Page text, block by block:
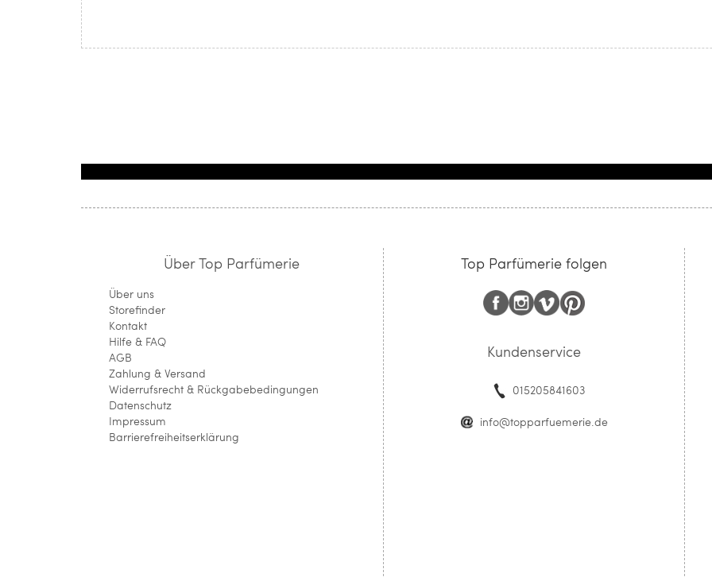
Über Top Parfümerie
Über uns
Storefinder
Kontakt
Hilfe & FAQ
AGB
Zahlung & Versand
Widerrufsrecht & Rückgabebedingungen
Datenschutz
Impressum
Barrierefreiheitserklärung
Top Parfümerie folgen
Kundenservice
015205841603
info@topparfuemerie.de